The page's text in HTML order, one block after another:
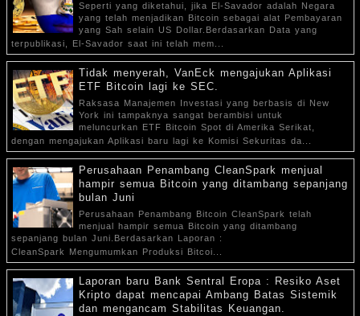
Seperti yang diketahui, jika El-Savador adalah Negara
yang telah menjadikan Bitcoin sebagai alat Pembayaran
yang Sah selain US Dollar.Berdasarkan Data yang
terpublikasi, El-Savador saat ini telah mem...
Tidak menyerah, VanEck mengajukan Aplikasi
ETF Bitcoin lagi ke SEC.
Raksasa Manajemen Investasi yang berbasis di New
York ini tampaknya sangat berambisi untuk
meluncurkan ETF Bitcoin Spot di Amerika Serikat,
dengan mengajukan Aplikasi baru lagi ke Komisi Sekuritas da...
Perusahaan Penambang CleanSpark menjual
hampir semua Bitcoin yang ditambang sepanjang
bulan Juni
Perusahaan Penambang Bitcoin CleanSpark telah
menjual hampir semua Bitcoin yang ditambang
sepanjang bulan Juni.Berdasarkan Laporan :
CleanSpark Mengumumkan Produksi Bitcoi...
Laporan baru Bank Sentral Eropa : Resiko Aset
Kripto dapat mencapai Ambang Batas Sistemik
dan mengancam Stabilitas Keuangan.